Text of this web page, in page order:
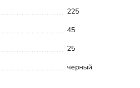
225
45
25
черный